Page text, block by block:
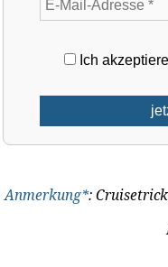
Ich
Anmerkung*: